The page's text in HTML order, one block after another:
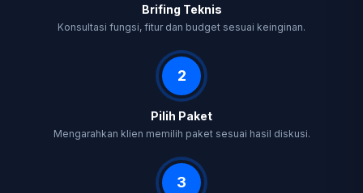
Brifing Teknis
Konsultasi fungsi, fitur dan budget sesuai keinginan.
2
Pilih Paket
Mengarahkan klien memilih paket sesuai hasil diskusi.
3